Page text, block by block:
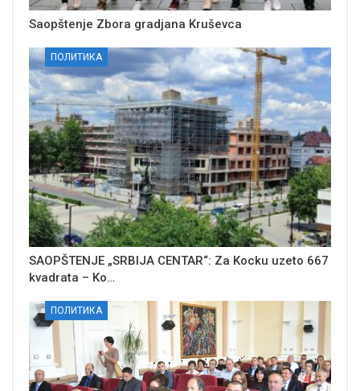
Saopštenje Zbora gradjana Kruševca
ПОЛИТИКА
SAOPŠTENJE „SRBIJA CENTAR“: Za Kocku uzeto 667
kvadrata – Ko…
ПОЛИТИКА